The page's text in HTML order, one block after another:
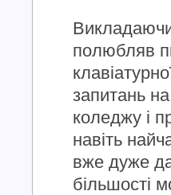
полюбляв
запитань
коледжу і
навіть
вже дуже
більшості